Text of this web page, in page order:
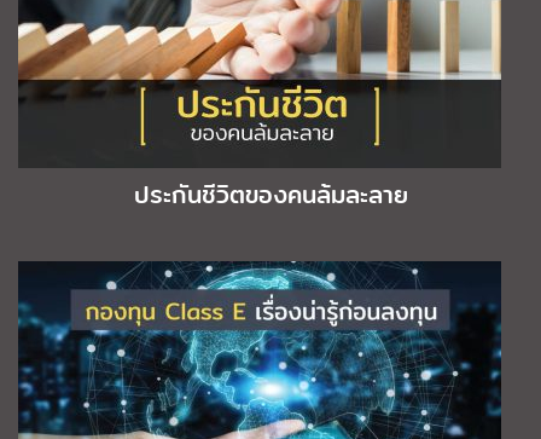
ประกันชีวิตของคนล้มละลาย